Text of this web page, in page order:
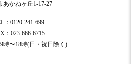
あかねヶ丘1-17-27
：0120-241-699
：023-666-6715
時〜18時(日・祝日除く)